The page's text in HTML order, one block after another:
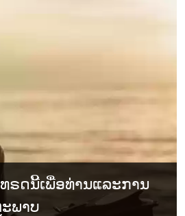
ຣດນີ້ເພື່ອທ່ານແລະການ
ພາບ